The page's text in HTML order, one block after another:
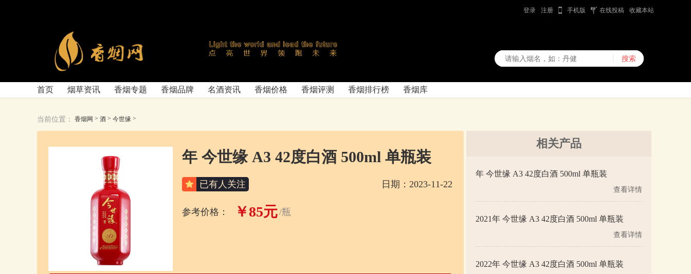
登录 注册 手机版 在线投稿 收藏本站
首页 烟草资讯 香烟专题 香烟品牌 名酒资讯 香烟价格 香烟评测 香烟排行榜 香烟库
当前位置： 香烟网 > 酒 > 今世缘 >
年 今世缘 A3 42度白酒 500ml 单瓶装
已有人关注 日期：2023-11-22
参考价格： ￥85元/瓶
相关产品
年 今世缘 A3 42度白酒 500ml 单瓶装
查看详情
2021年 今世缘 A3 42度白酒 500ml 单瓶装
查看详情
2022年 今世缘 A3 42度白酒 500ml 单瓶装